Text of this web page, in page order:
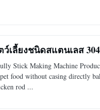
เลี้ยงชนิดสแตนเลส
Stick Making Machine
food without casing directly
rod ...